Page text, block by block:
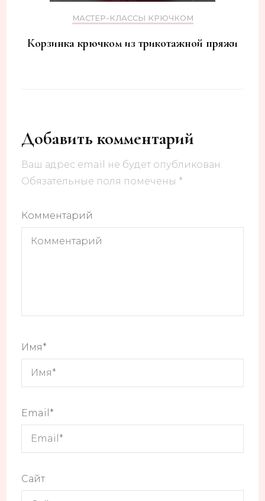
МАСТЕР-КЛАССЫ КРЮЧКОМ
Корзинка крючком из трикотажной пряжи
Добавить комментарий
Ваш адрес email не будет опубликован.
Обязательные поля помечены *
Комментарий
Имя*
Email *
Сайт